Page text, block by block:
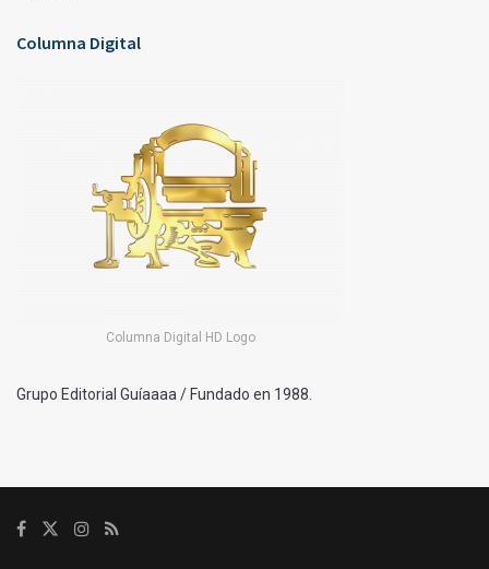
Columna Digital
Columna Digital HD Logo
Grupo Editorial Guíaaaa / Fundado en 1988.